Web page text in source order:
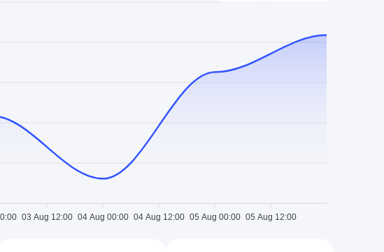
03 Aug 12:00 04 Aug 00:00 04 Aug 12:00 05 Aug 00:00 05 Aug 12:00